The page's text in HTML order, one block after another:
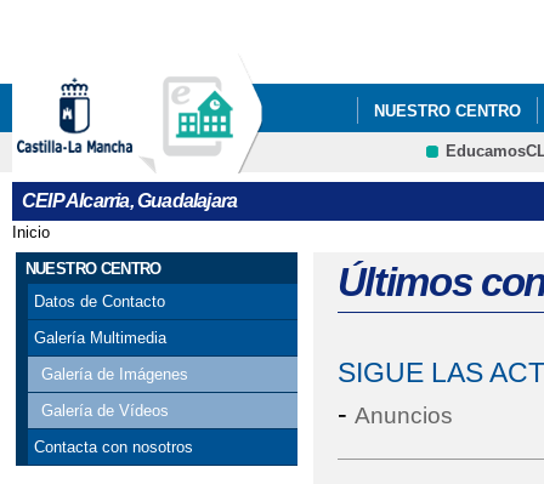
NUESTRO CENTRO
CEIP Alcarria, Guadalajara
Se encuentra usted aquí
Inicio
NUESTRO CENTRO
Datos de Contacto
Galería Multimedia
Galería de Imágenes
Galería de Vídeos
Contacta con nosotros
Últimos
SIGUE LAS
- Anuncios